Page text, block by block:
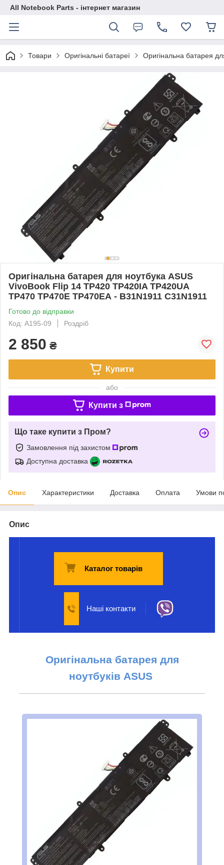
All Notebook Parts - інтернет магазин
Товари Оригінальні батареї Оригінальна батарея
Оригінальна батарея для ноутбука ASUS
VivoBook Flip 14 TP420 TP420IA TP420UA
TP470 TP470E TP470EA - B31N1911 C31N1911
Готово до відправки
Код: A195-09
Роздріб
2 850 ₴
Купити
або
Купити з
Що таке купити з Пром?
Замовлення під захистом
Доступна доставка
Опис Характеристики Доставка Оплата Умови
Опис
Каталог товарів
Наші контакти
Оригінальна батарея для
ноутбуків ASUS